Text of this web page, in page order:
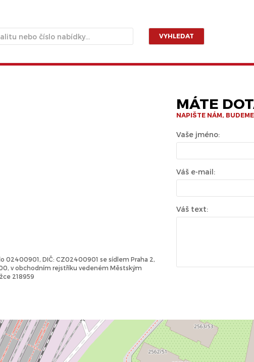
VYHLEDAT
02400901, DIČ: CZ02400901 se sídlem Praha 2,
v obchodním rejstříku vedeném Městským
218959
MÁTE
NAPIŠTE NÁM,
Vaše jméno:
Váš e-mail:
Váš text: